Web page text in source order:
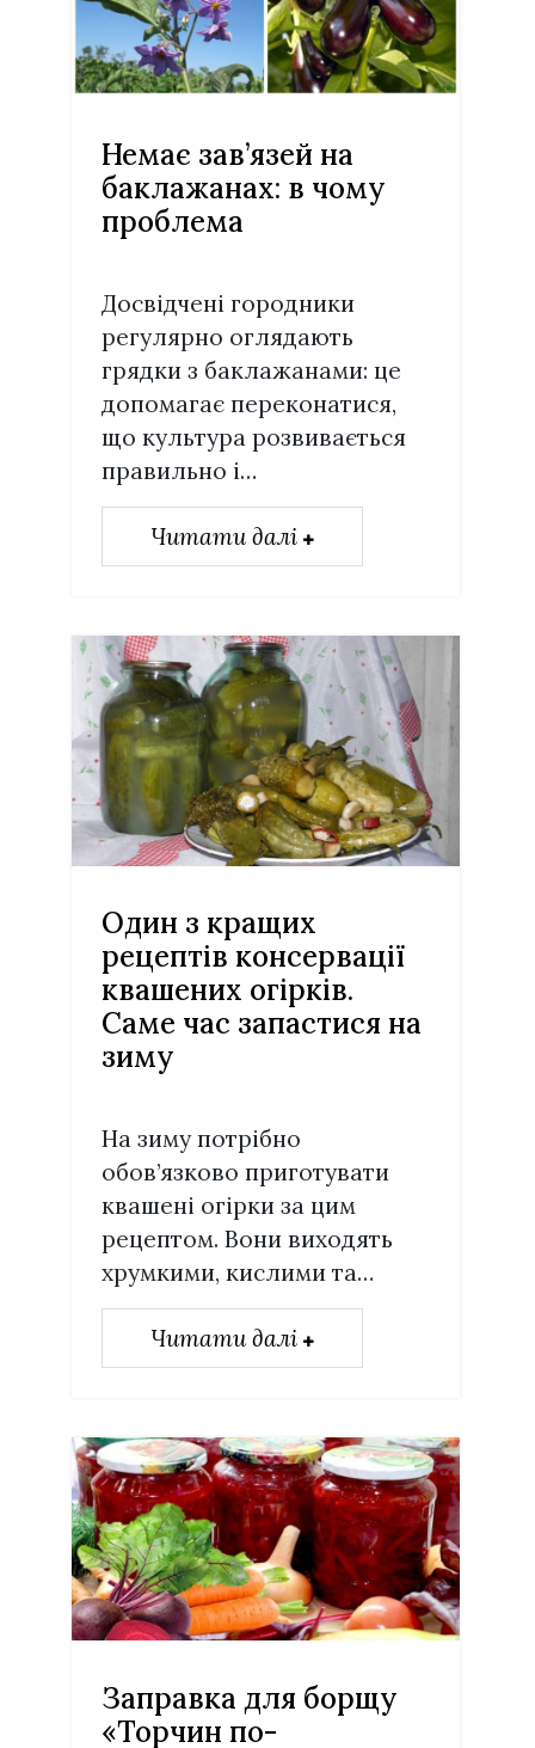
Немає зав’язей на
баклажанах: в чому
проблема
Досвідчені городники
регулярно оглядають
грядки з баклажанами: це
допомагає переконатися,
що культура розвивається
правильно і…
Читати далі
Один з кращих
рецептів консервації
квашених огірків.
Саме час запастися на
зиму
На зиму потрібно
обов’язково приготувати
квашені огірки за цим
рецептом. Вони виходять
хрумкими, кислими та…
Читати далі
Заправка для борщу
«Торчин по-